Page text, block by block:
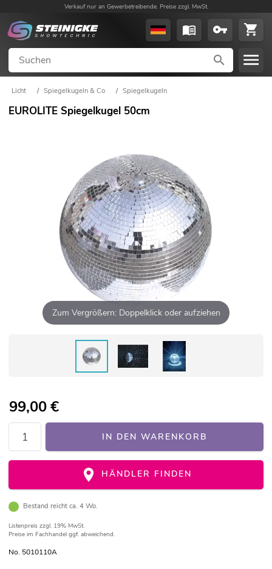
Verkauf nur an Gewerbetreibende. Preise zzgl. MwSt.
Licht / Spiegelkugeln & Co / Spiegelkugeln
EUROLITE Spiegelkugel 50cm
Zum Vergrößern: Doppelklick oder aufziehen
99,00€
IN DEN WARENKORB
HÄNDLER FINDEN
Bestand reicht ca. 4 Wo.
Listenpreis zzgl. 19% MwSt.
Preise im Fachhandel ggf. abweichend.
No. 5010110A